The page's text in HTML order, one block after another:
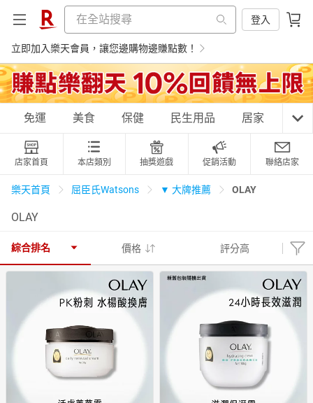
登入
立即加入樂天會員，讓您邊購物邊賺點數！
購物網分類
天天免運 美食蛋糕 養生保健 民生用品
居家生活 3C家電 親子玩具
女裝 男裝 化妝保養 情趣用品
日本購物
HOT
免運 美食 保健 民生用品 居家 3C
店家首頁 本店類別 抽獎遊戲 促銷活動 聯絡店家
樂天首頁 屈臣氏Watsons ▼ 大牌推薦 OLAY
OLAY
綜合排名 價格 評分高